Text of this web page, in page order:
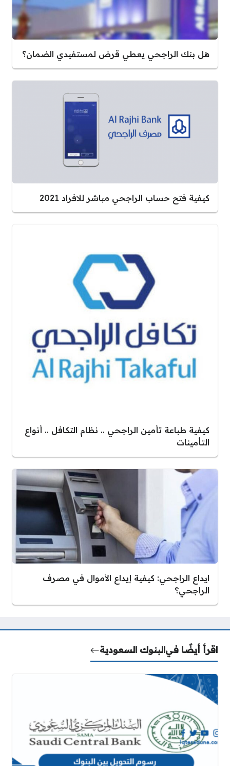
هل بنك الراجحي يعطي قرض لمستفيدي الضمان؟
كيفية فتح حساب الراجحي مباشر للافراد 2021
كيفية طباعة تأمين الراجحي .. نظام التكافل .. أنواع
التأمينات
ايداع الراجحي: كيفية إيداع الأموال في مصرف
الراجحي؟
اقرأ أيضًا فيالبنوك السعودية